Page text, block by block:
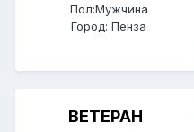
Пол:Мужчина
Город: Пенза
BETEPAH